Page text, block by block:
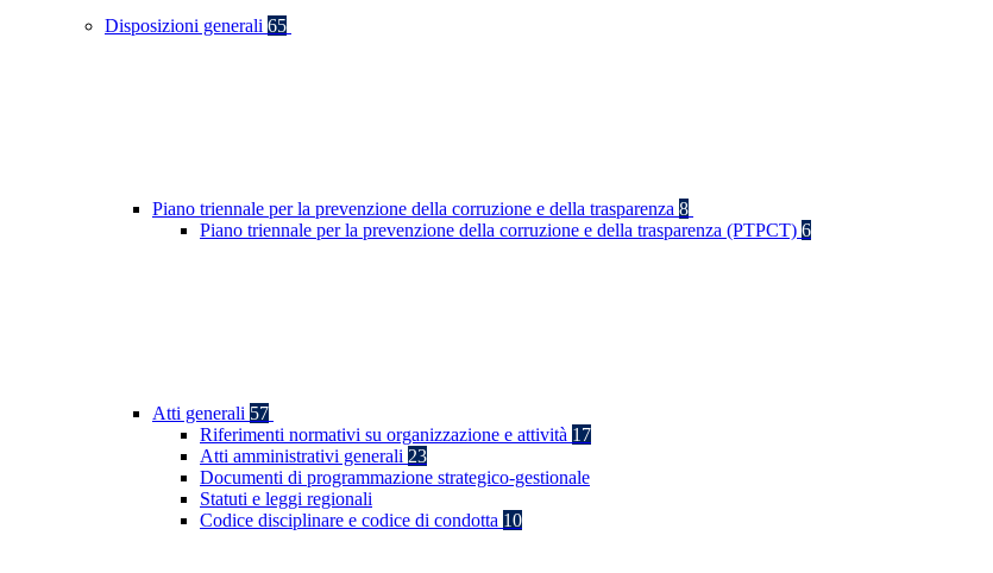
Disposizioni generali 65
Piano triennale per la prevenzione della corruzione e della trasparenza 8
Piano triennale per la prevenzione della corruzione e della trasparenza (PTPCT) 6
Atti generali 57
Riferimenti normativi su organizzazione e attività 17
Atti amministrativi generali 23
Documenti di programmazione strategico-gestionale
Statuti e leggi regionali
Codice disciplinare e codice di condotta 10